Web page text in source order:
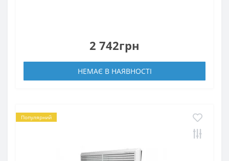
2 742грн
НЕМАЄ В НАЯВНОСТІ
Популярний